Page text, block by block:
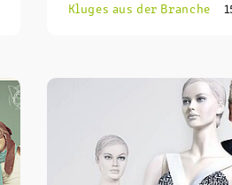
Kluges aus der Branche